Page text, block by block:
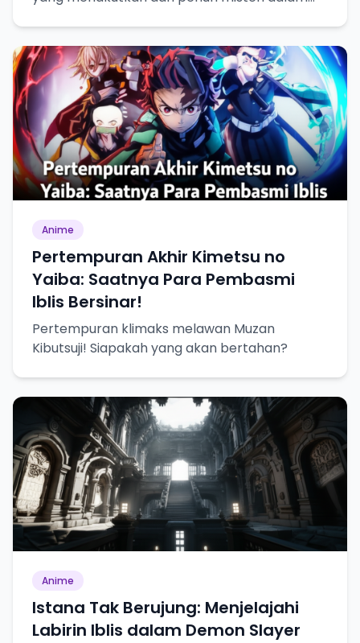
Anime
Pertempuran Akhir Kimetsu no
Yaiba: Saatnya Para Pembasmi
Iblis Bersinar!
Pertempuran klimaks melawan Muzan
Kibutsuji! Siapakah yang akan bertahan?
Anime
Istana Tak Berujung: Menjelajahi
Labirin Iblis dalam Demon Slayer